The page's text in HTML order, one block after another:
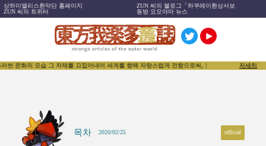
상하이앨리스환악단 홈페이지
ZUN 씨의 블로그「하쿠레이환상서보
ZUN 씨의 트위터
동방 요모야마 뉴스
모습 그 자체를 끄집어내어 세계를 향해 자랑스럽게 전함으로써, 동방Project뿐 아닌 「동인문
자세히
목차 2020/02/25 official